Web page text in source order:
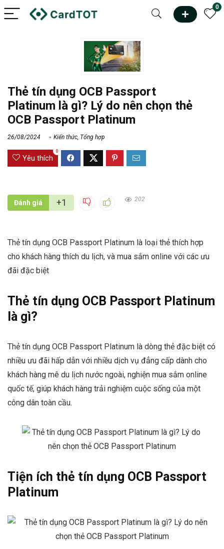
0
Thẻ tín dụng OCB Passport
Platinum là gì? Lý do nên chọn thẻ
OCB Passport Platinum
26/08/2024 Kiến thức, Tổng hợp
Yêu thích
0
Đánh giá +1 202
Thẻ tín dụng OCB Passport Platinum là loại thẻ thích hợp
cho khách hàng thích du lịch, và mua sắm online với các ưu
đãi đặc biệt
Thẻ tín dụng OCB Passport Platinum
là gì?
Thẻ tín dụng OCB Passport Platinum là dòng thẻ đặc biệt có
nhiều ưu đãi hấp dẫn với nhiều dịch vụ đẳng cấp dành cho
khách hàng mê du lịch nước ngoài, nghiện mua sắm online
quốc tế, giúp khách hàng trải nghiệm cuộc sống của một
công dân toàn cầu.
Tiện ích thẻ tín dụng OCB Passport
Platinum